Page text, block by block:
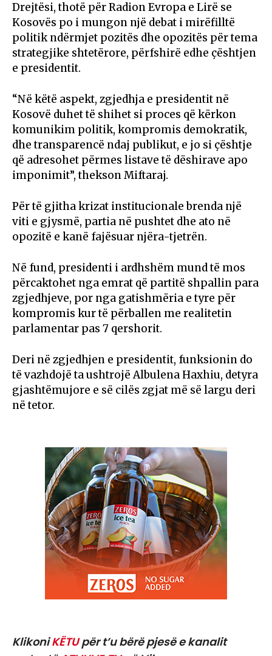
Drejtësi, thotë për Radion Evropa e Lirë se
Kosovës po i mungon një debat i mirëfilltë
politik ndërmjet pozitës dhe opozitës për tema
strategjike shtetërore, përfshirë edhe çështjen
e presidentit.
“Në këtë aspekt, zgjedhja e presidentit në
Kosovë duhet të shihet si proces që kërkon
komunikim politik, kompromis demokratik,
dhe transparencë ndaj publikut, e jo si çështje
që adresohet përmes listave të dëshirave apo
imponimit”, thekson Miftaraj.
Për të gjitha krizat institucionale brenda një
viti e gjysmë, partia në pushtet dhe ato në
opozitë e kanë fajësuar njëra-tjetrën.
Në fund, presidenti i ardhshëm mund të mos
përcaktohet nga emrat që partitë shpallin para
zgjedhjeve, por nga gatishmëria e tyre për
kompromis kur të përballen me realitetin
parlamentar pas 7 qershorit.
Deri në zgjedhjen e presidentit, funksionin do
të vazhdojë ta ushtrojë Albulena Haxhiu, detyra
gjashtëmujore e së cilës zgjat më së largu deri
në tetor.
KlikoniKËTUpër t’u bërë pjesë e kanalit